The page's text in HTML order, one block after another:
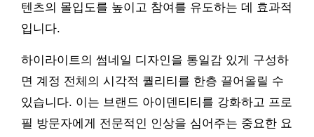
텐츠의 몰입도를 높이고 참여를 유도하는 데 효과적
입니다.
하이라이트의 썸네일 디자인을 통일감 있게 구성하
면 계정 전체의 시각적 퀄리티를 한층 끌어올릴 수
있습니다. 이는 브랜드 아이덴티티를 강화하고 프로
필 방문자에게 전문적인 인상을 심어주는 중요한 요